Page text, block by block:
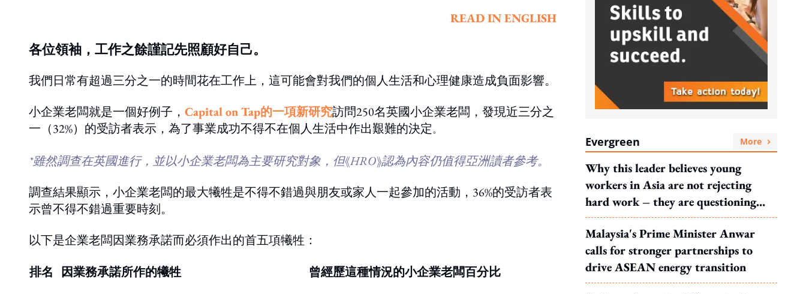
READ IN ENGLISH
各位領袖，工作之餘謹記先照顧好自己。
我們日常有超過三分之一的時間花在工作上，這可能會對我們的個人生活和心理健康造成負面影響。
小企業老闆就是一個好例子， Capital on Tap的一項新研究訪問250名英國小企業老闆，發現近三分之
一（32%）的受訪者表示，為了事業成功不得不在個人生活中作出艱難的決定。
*雖然調查在英國進行，並以小企業老闆為主要研究對象，但《HRO》認為內容仍值得亞洲讀者參考。
調查結果顯示，小企業老闆的最大犧牲是不得不錯過與朋友或家人一起參加的活動，36%的受訪者表
示曾不得不錯過重要時刻。
以下是企業老闆因業務承諾而必須作出的首五項犧牲：
排名 因業務承諾所作的犧牲 曾經歷這種情況的小企業老闆百分比
Evergreen More
Why this leader believes young
workers in Asia are not rejecting
hard work – they are questioning
what it leads to
Malaysia's Prime Minister Anwar
calls for stronger partnerships to
drive ASEAN energy transition